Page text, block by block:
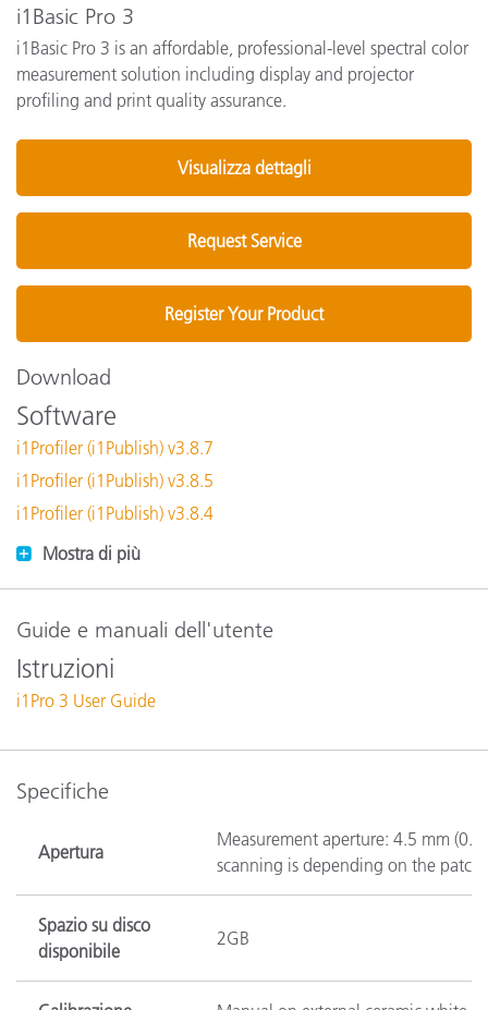
i1Basic Pro 3
i1Basic Pro 3 is an affordable, professional-level spectral color
measurement solution including display and projector
profiling and print quality assurance.
Visualizza dettagli
Request Service
Register Your Product
Download
Software
i1Profiler (i1Publish) v3.8.7
i1Profiler (i1Publish) v3.8.5
i1Profiler (i1Publish) v3.8.4
Mostra di più
Guide e manuali dell'utente
Istruzioni
i1Pro 3 User Guide
Specifiche
Apertura
Measurement aperture: 4.5 mm
scanning is depending on the patch
Spazio su disco
disponibile
2GB